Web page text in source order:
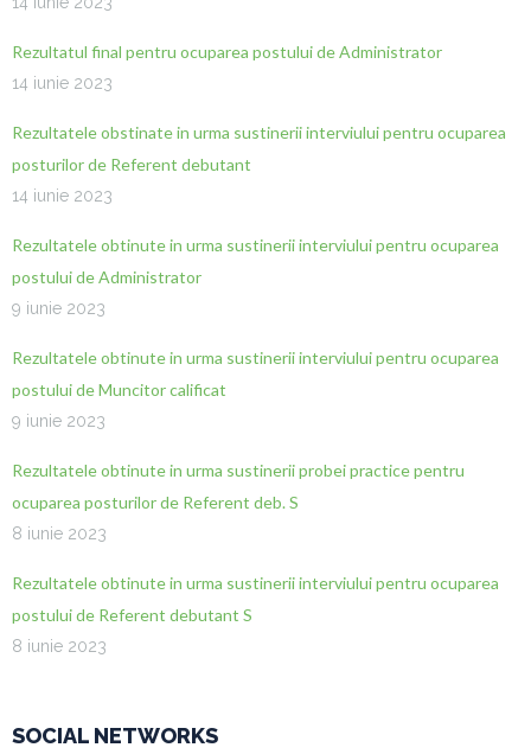
Rezultatul final pentru ocuparea postului de Administrator
14 iunie 2023
Rezultatele obstinate in urma sustinerii interviului pentru ocuparea
posturilor de Referent debutant
14 iunie 2023
Rezultatele obtinute in urma sustinerii interviului pentru ocuparea
postului de Administrator
9 iunie 2023
Rezultatele obtinute in urma sustinerii interviului pentru ocuparea
postului de Muncitor calificat
9 iunie 2023
Rezultatele obtinute in urma sustinerii probei practice pentru
ocuparea posturilor de Referent deb. S
8 iunie 2023
Rezultatele obtinute in urma sustinerii interviului pentru ocuparea
postului de Referent debutant S
8 iunie 2023
SOCIAL NETWORKS